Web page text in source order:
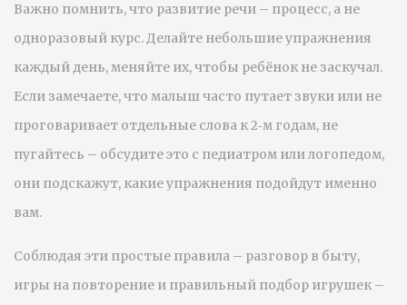
Важно помнить, что развитие речи – процесс, а не
одноразовый курс. Делайте небольшие упражнения
каждый день, меняйте их, чтобы ребёнок не заскучал.
Если замечаете, что малыш часто путает звуки или не
проговаривает отдельные слова к 2‑м годам, не
пугайтесь – обсудите это с педиатром или логопедом,
они подскажут, какие упражнения подойдут именно
вам.
Соблюдая эти простые правила – разговор в быту,
игры на повторение и правильный подбор игрушек –